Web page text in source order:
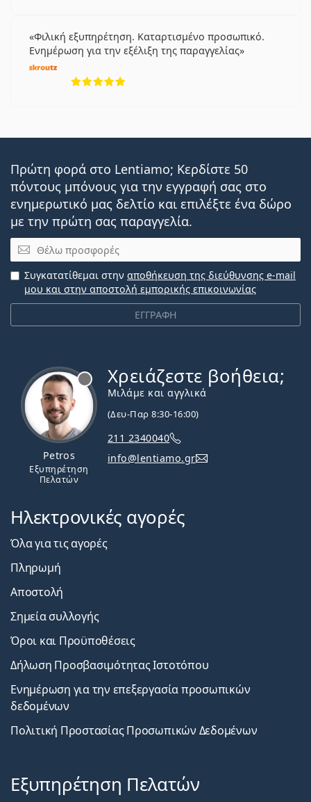
Φιλική εξυπηρέτηση. Καταρτισμένο προσωπικό.
Ενημέρωση για την εξέλιξη της παραγγελίας
Πρώτη φορά στο Lentiamo; Κερδίστε 50
πόντους μπόνους για την εγγραφή σας στο
ενημερωτικό μας δελτίο και επιλέξτε ένα δώρο
με την πρώτη σας παραγγελία.
Email
ΕΓΓΡΑΦΗ
Συγκατατίθεμαι στην αποθήκευση της διεύθυνσης e-mail
μου και στην αποστολή εμπορικής επικοινωνίας
Petros
Εξυπηρέτηση
Πελατών
Χρειάζεστε βοήθεια;
Μιλάμε και αγγλικά
(Δευ-Παρ 8:30-16:00)
211 2340040
info@lentiamo.gr
Ηλεκτρονικές αγορές
Όλα για τις αγορές
Πληρωμή
Αποστολή
Σημεία συλλογής
Όροι και Προϋποθέσεις
Δήλωση Προσβασιμότητας Ιστοτόπου
Ενημέρωση για την επεξεργασία προσωπικών
δεδομένων
Πολιτική Προστασίας Προσωπικών Δεδομένων
Εξυπηρέτηση Πελατών